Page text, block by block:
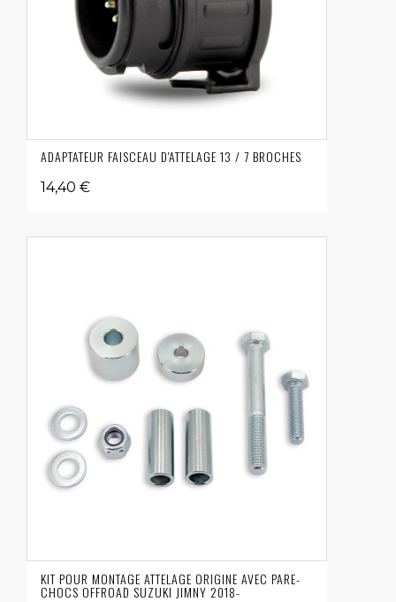
ADAPTATEUR FAISCEAU D'ATTELAGE 13 / 7 BROCHES
14,40 €
KIT POUR MONTAGE ATTELAGE ORIGINE AVEC PARE-
CHOCS OFFROAD SUZUKI JIMNY 2018-